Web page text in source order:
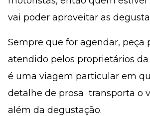
vai poder aproveitar as
Sempre que for agendar, peça
atendido pelos proprietários da
é uma viagem particular em
detalhe de prosa transporta o
além da degustação.